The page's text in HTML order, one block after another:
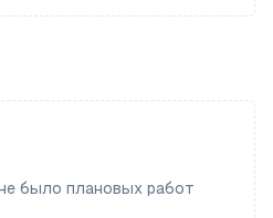
было плановых работ